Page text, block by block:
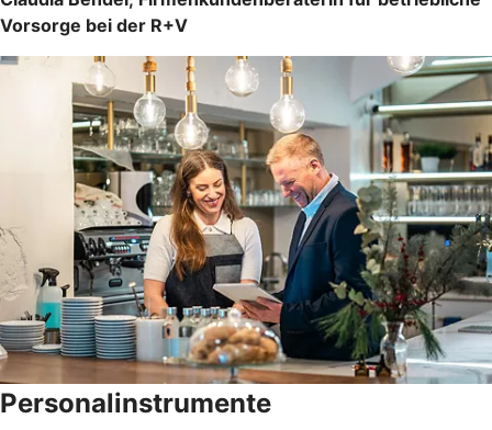
Vorsorge bei der R+V
Personalinstrumente